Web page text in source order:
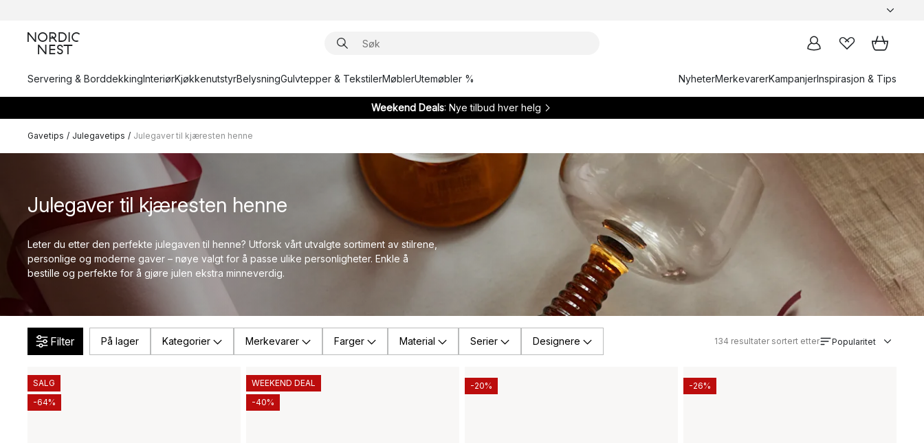
Servering & BorddekkingInteriørKjøkkenutstyrBelysningGulvtepper & TekstilerMøblerUtemøbler % NyheterMerkevarerKampanjerInspirasjon & Tips
Weekend Deals: Nye tilbud hver helg
Gavetips / Julegavetips / Julegaver til kjæresten henne
Julegaver til kjæresten henne
Leter du etter den perfekte julegaven til henne? Utforsk vårt utvalgte sortiment av stilrene,
personlige og moderne gaver – nøye valgt for å passe ulike personligheter. Enkle å
bestille og perfekte for å gjøre julen ekstra minneverdig.
Filter På lager Kategorier Merkevarer Farger Material Serier Designere 134 resultater sortert etter Popularitet
SALG
-64%
WEEKEND DEAL
-40%
-20% -26%